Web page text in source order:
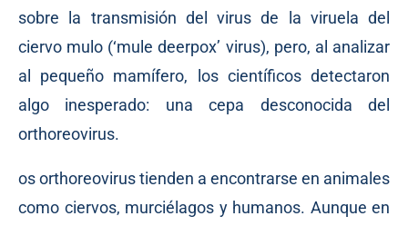
sobre la transmisión del virus de la viruela del
ciervo mulo (‘mule deerpox’ virus), pero, al analizar
al pequeño mamífero, los científicos detectaron
algo inesperado: una cepa desconocida del
orthoreovirus.
os orthoreovirus tienden a encontrarse en animales
como ciervos, murciélagos y humanos. Aunque en